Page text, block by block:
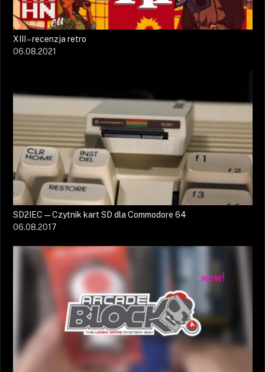
XIII – recenzja retro
06.08.2021
SD2IEC — Czytnik kart SD dla Commodore 64
06.08.2017